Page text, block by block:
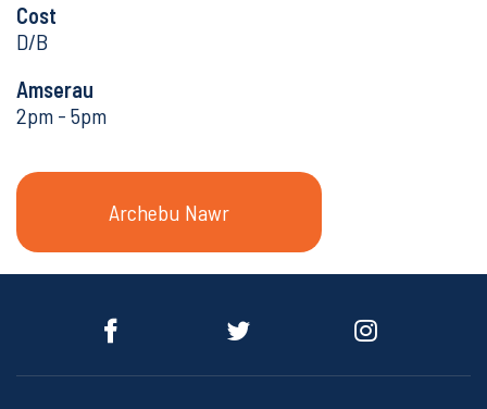
Cost
D/B
Amserau
2pm - 5pm
Archebu Nawr